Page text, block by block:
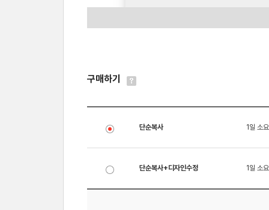
구매하기
단순복사 1일 소요
단순복사+디자인수정 1일 소요